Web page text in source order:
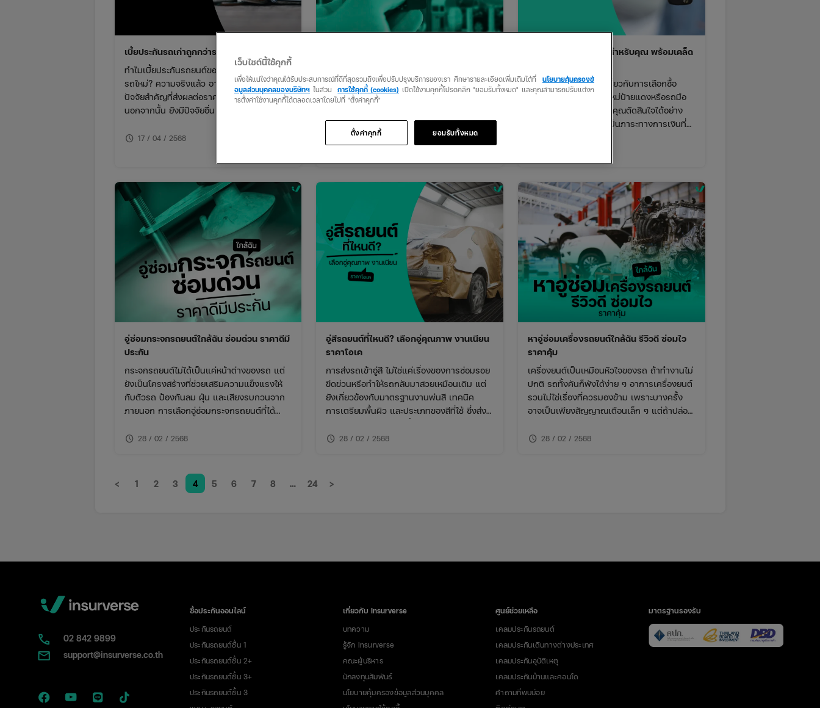
เบี้ยประกันรถเก่าถูกกว่ารถใหม่จริงไหม?
ทำไมเบี้ยประกันรถยนต์ของรถเก่าถึงมักถูกกว่า
รถใหม่? ความจริงแล้ว อายุของรถเป็นหนึ่งใน
ปัจจัยสำคัญที่ส่งผลต่อราคาเบี้ยประกัน
นอกจากนั้น ยังมีปัจจัยอื่น ๆ ที่บริษัทประกันนำ
ค่าเบี้ยที่เหมาะสม
schedule 17 / 04 / 2568
ยิ่งถ้าเลือกบัตรให้ตรงกับปั๊มที่ใช้งานบ่อย ก็จะ
ช่วยประหยัดเงินในกระเป๋าได้ไม่น้อยเลย แถม
เดินทางอีกต่างหาก
วิธีเลือกซื้อรถยนต์ที่ใช่สำหรับคุณ พร้อมเคล็ด
หากคุณกำลังหาข้อมูลเกี่ยวกับการเลือกซื้อ
รถยนต์ ไม่ว่าจะเป็นรถใหม่ป้ายแดงหรือรถมือ
สอง บทความนี้จะช่วยให้คุณตัดสินใจได้อย่าง
มั่นใจ เพราะการซื้อรถเป็นภาระทางการเงินที่
ได้รถที่คุ้มค่ามากที่สุด
อู่ซ่อมกระจกรถยนต์ใกล้ฉัน ซ่อมด่วน ราคาดีมี
ประกัน
กระจกรถยนต์ไม่ได้เป็นแค่หน้าต่างของรถ แต่
ยังเป็นโครงสร้างที่ช่วยเสริมความแข็งแรงให้
กับตัวรถ ป้องกันลม ฝุ่น และเสียงรบกวนจาก
ภายนอก การเลือกอู่ซ่อมกระจกรถยนต์ที่ได้
schedule 28 / 02 / 2568
อู่สีรถยนต์ที่ไหนดี? เลือกอู่คุณภาพ งานเนียน
ราคาโอเค
การส่งรถเข้าอู่สี ไม่ใช่แค่เรื่องของการซ่อมรอย
ขีดข่วนหรือทำให้รถกลับมาสวยเหมือนเดิม แต่
ยังเกี่ยวข้องกับมาตรฐานงานพ่นสี เทคนิค
การเตรียมพื้นผิว และประเภทของสีที่ใช้ ซึ่งส่ง
schedule 28 / 02 / 2568
หาอู่ซ่อมเครื่องรถยนต์ใกล้ฉัน รีวิวดี ซ่อมไว
ราคาคุ้ม
เครื่องยนต์เป็นเหมือนหัวใจของรถ ถ้าทำงานไม่
ปกติ รถทั้งคันก็พังได้ง่าย ๆ อาการเครื่องยนต์
รวนไม่ใช่เรื่องที่ควรมองข้าม เพราะบางครั้ง
อาจเป็นเพียงสัญญาณเตือนเล็ก ๆ แต่ถ้าปล่อย
เสียเงินก้อนโตในการซ่อม
schedule 28 / 02 / 2568
< 1 2 3 4 5 6 7 8 … 24 >
02​ 842 9899
support@insurverse.co.th
ซื้อประกันออนไลน์
ประกันรถยนต์
ประกันรถยนต์ชั้น 1
ประกันรถยนต์ชั้น 2+
ประกันรถยนต์ชั้น 3+
ประกันรถยนต์ชั้น 3
เกี่ยวกับ Insurverse
บทความ
รู้จัก Insurverse
คณะผู้บริหาร
นักลงทุนสัมพันธ์
นโยบายคุ้มครองข้อมูลส่วนบุคคล
ศูนย์ช่วยเหลือ
เคลมประกันรถยนต์
เคลมประกันเดินทางต่างประเทศ
เคลมประกันอุบัติเหตุ
เคลมประกันบ้านและคอนโด
คำถามที่พบบ่อย
มาตรฐานรองรับ
เว็บไซต์นี้ใช้คุกกี้
เพื่อให้แน่ใจว่าคุณได้รับประสบการณ์ที่ดีที่สุดรวมถึงเพื่อปรับปรุงบริการของเรา ศึกษารายละเอียดเพิ่มเติมได้ที่
นโยบายคุ้มครองข้
อมูลส่วนบุคคลของบริษัทฯ ในส่วน การใช้คุกกี้ (cookies) เปิดใช้งานคุกกี้โปรดคลิก "ยอมรับทั้งหมด" และคุณสามารถปรับแต่งก
ารตั้งค่าใช้งานคุกกี้ได้ตลอดเวลาโดยไปที่ "ตั้งค่าคุกกี้"
ยอมรับทั้งหมด
ตั้งค่าคุกกี้